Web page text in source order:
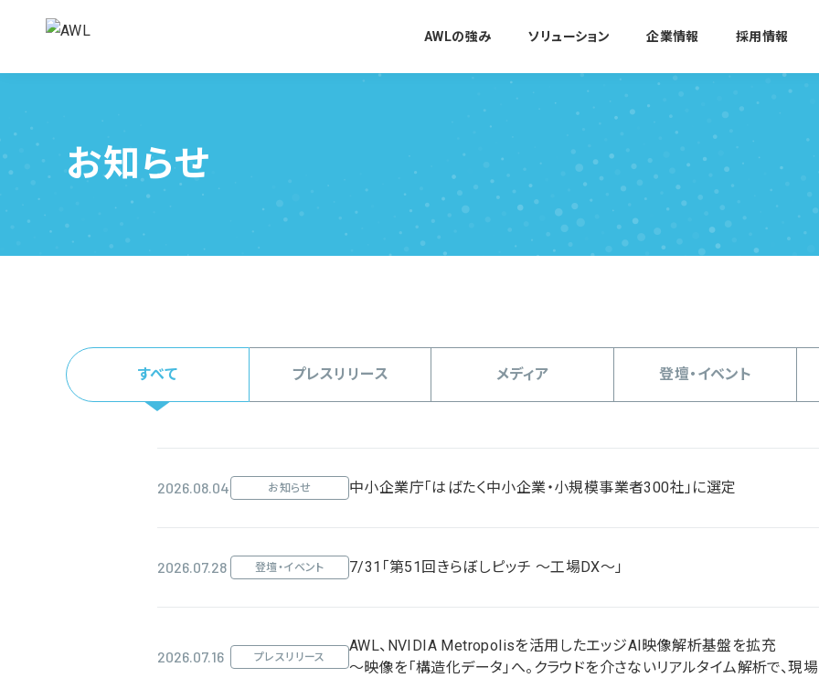
AWLの強み ソリューション 企業情報 採用情報
お知らせ
すべて プレスリリース メディア 登壇・イベント
2026.08.04 お知らせ 中小企業庁「はばたく中小企業・小規模事業者300社」に選定
2026.07.28 登壇・イベント 7/31「第51回きらぼしピッチ ～工場DX～」
2026.07.16 プレスリリース
AWL、NVIDIA Metropolisを活用したエッジAI映像解析基盤を拡充
～映像を「構造化データ」へ。クラウドを介さないリアルタイム解析で、現